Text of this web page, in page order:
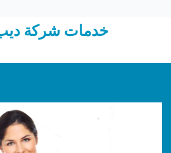
خدمات شركة